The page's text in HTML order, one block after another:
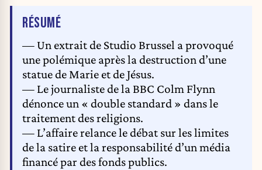
RÉSUMÉDE L'ARTICLE
— Un extrait de Studio Brussel a provoqué
une polémique après la destruction d’une
statue de Marie et de Jésus.
— Le journaliste de la BBC Colm Flynn
dénonce un « double standard » dans le
traitement des religions.
— L’affaire relance le débat sur les limites
de la satire et la responsabilité d’un média
financé par des fonds publics.